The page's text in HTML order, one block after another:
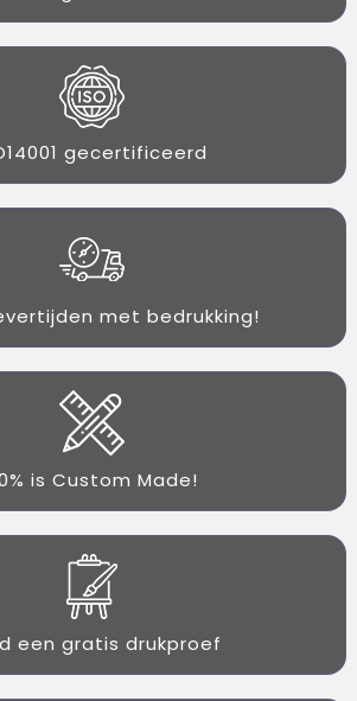
gecertificeerd
met bedrukking!
is Custom Made!
een gratis drukproef